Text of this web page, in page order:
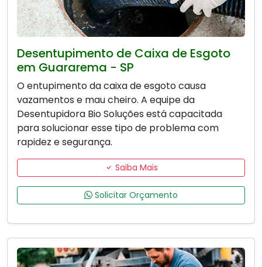
Desentupimento de Caixa de Esgoto
em Guararema - SP
O entupimento da caixa de esgoto causa
vazamentos e mau cheiro. A equipe da
Desentupidora Bio Soluções está capacitada
para solucionar esse tipo de problema com
rapidez e segurança.
Saiba Mais
Solicitar Orçamento